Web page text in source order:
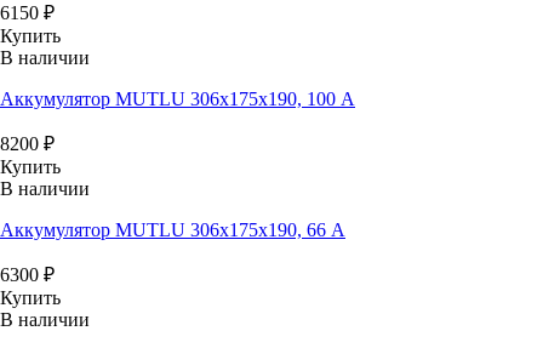
6150 ₽
Купить
В наличии
Аккумулятор MUTLU 306x175x190, 100 А
8200 ₽
Купить
В наличии
Аккумулятор MUTLU 306x175x190, 66 А
6300 ₽
Купить
В наличии